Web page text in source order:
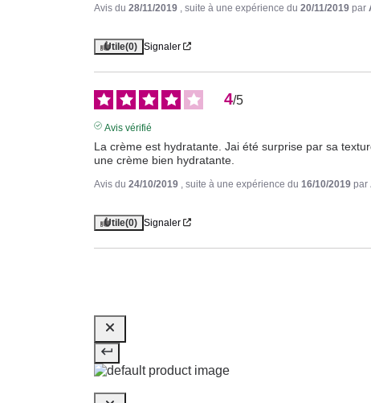
Avis du 28/11/2019 , suite à une expérience du 20/11/2019 par
Utile(0) Signaler
4/5
Avis vérifié
La crème est hydratante. Jai été surprise par sa
une crème bien hydratante.
Avis du 24/10/2019 , suite à une expérience du 16/10/2019 par
Utile(0) Signaler